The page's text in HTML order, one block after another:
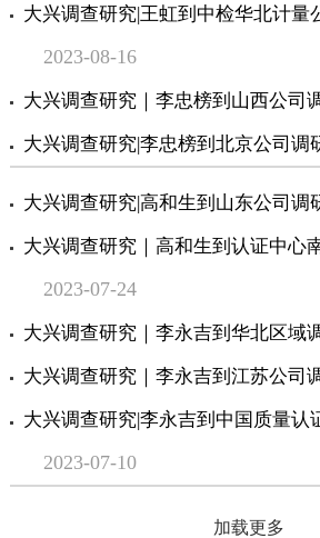
大兴调查研究|王虹到中检华北计量
2023-08-16
大兴调查研究｜李忠榜到山西公司
大兴调查研究|李忠榜到北京公司调
大兴调查研究|高和生到山东公司调
大兴调查研究｜高和生到认证中心
2023-07-24
大兴调查研究｜李永吉到华北区域
大兴调查研究｜李永吉到江苏公司
大兴调查研究|李永吉到中国质量认
2023-07-10
加载更多